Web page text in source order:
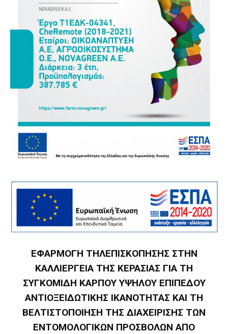
ΕΦΑΡΜΟΓΗ ΤΗΛΕΠΙΣΚΟΠΗΣΗΣ ΣΤΗΝ
ΚΑΛΛΙΕΡΓΕΙΑ ΤΗΣ ΚΕΡΑΣΙΑΣ ΓΙΑ ΤΗ
ΣΥΓΚΟΜΙΔΗ ΚΑΡΠΟΥ ΥΨΗΛΟΥ ΕΠΙΠΕΔΟΥ
ΑΝΤΙΟΞΕΙΔΩΤΙΚΗΣ ΙΚΑΝΟΤΗΤΑΣ ΚΑΙ ΤΗ
ΒΕΛΤΙΣΤΟΠΟΙΗΣΗ ΤΗΣ ΔΙΑΧΕΙΡΙΣΗΣ ΤΩΝ
ΕΝΤΟΜΟΛΟΓΙΚΩΝ ΠΡΟΣΒΟΛΩΝ ΑΠΟ